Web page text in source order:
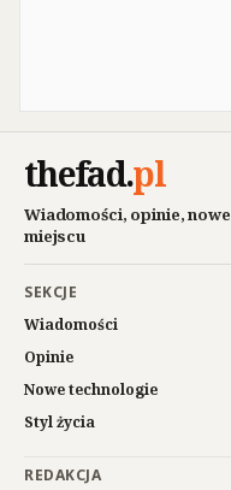
thefad.pl
Wiadomości, opinie,
miejscu
SEKCJE
Wiadomości
Opinie
Nowe technologie
Styl życia
REDAKCJA